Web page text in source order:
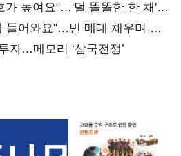
가 높여요"…'덜 똘똘한 한 채'
들어와요"…빈 매대 채우며 문
자…메모리 ‘삼국전쟁’